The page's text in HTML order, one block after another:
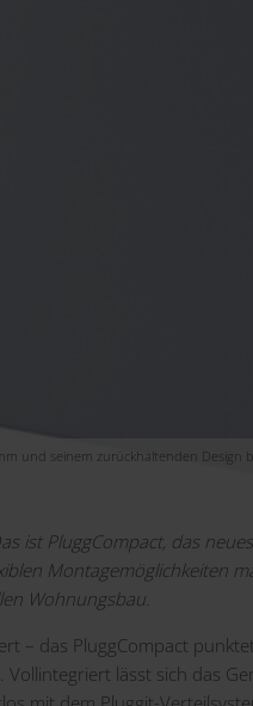
und seinem zurückhaltenden Design
ist PluggCompact, das
Montagemöglichkeiten
Wohnungsbau.
– das PluggCompact
lässt sich das